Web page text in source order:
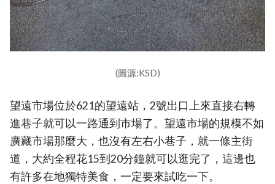
(圖源:KSD)
望遠市場位於621的望遠站，2號出口上來直接右轉
進巷子就可以一路通到市場了。望遠市場的規模不如
廣藏市場那麼大，也沒有左右小巷子，就一條主街
道，大約全程花15到20分鐘就可以逛完了，這邊也
有許多在地獨特美食，一定要來試吃一下。